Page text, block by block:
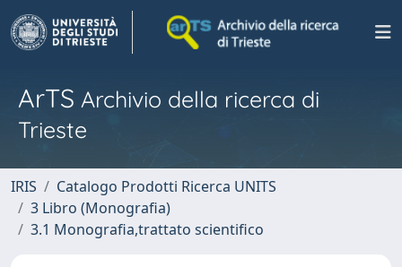
ArTS Archivio della ricerca di
Trieste
IRIS
Catalogo Prodotti Ricerca UNITS
3 Libro (Monografia)
3.1 Monografia,trattato scientifico